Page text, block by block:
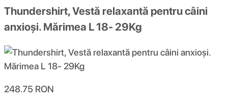
Thundershirt, Vestă relaxantă pentru câini
anxioși. Mărimea L 18- 29Kg
248.75 RON